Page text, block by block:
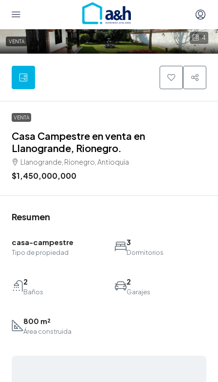
4
VENTA
VENTA
Casa Campestre en venta en
Llanogrande, Rionegro.
Llanogrande, Rionegro, Antioquia
$1,450,000,000
Resumen
casa-campestre
Tipo de propiedad
3
Dormitorios
2
Baños
2
Garajes
800 m²
Área construida